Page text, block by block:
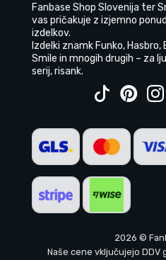
Fanbase Shop Slovenija ter
vas pričakuje z izjemno
izdelkov.
Izdelki znamk Funko,
Smile in mnogih drugih – za
serij, risank.
2026 ©
Naše cene vključujejo